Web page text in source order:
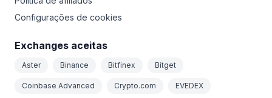
Configurações de cookies
Exchanges aceitas
Aster Binance Bitfinex Bitget
Coinbase Advanced Crypto.com EVEDEX